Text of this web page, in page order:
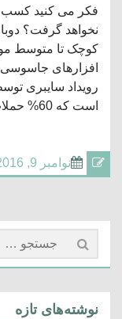
فکر می کنید کسب
نخواهد گرفت؟
کوچک تا متوسط
افزارهای
رویداد سایبری
است که 60% حملات در […]
نوامبر 9, 2016
جستجو
برای:
نوشته‌های تازه